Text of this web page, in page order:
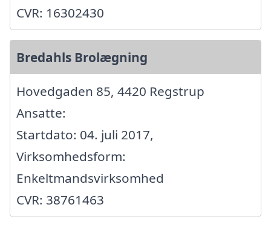
CVR: 16302430
Bredahls Brolægning
Hovedgaden 85, 4420 Regstrup
Ansatte:
Startdato: 04. juli 2017,
Virksomhedsform:
Enkeltmandsvirksomhed
CVR: 38761463